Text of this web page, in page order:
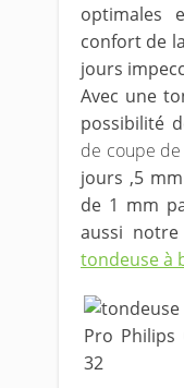
optimales
confort de
jours
Avec une
possibilité
de coupe
jours ,5
de 1 mm
aussi
tondeuse à